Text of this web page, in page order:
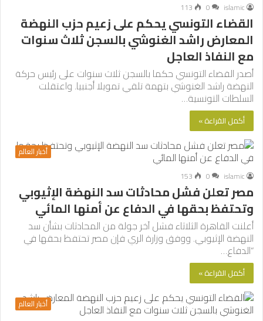
islamic
0
113
القضاء التونسي يحكم على زعيم حزب النهضة
المعارض راشد الغنوشي بالسجن ثلاث سنوات
مع النفاذ العاجل
أصدر القضاء التونسي حكما بالسجن ثلاث سنوات على رئيس حركة
النهضة راشد الغنوشي بتهمة تلقي تمويلا أجنبيا. واعتقلت
السلطات التونسية…
أكمل القراءة »
أخبار العالم
islamic
0
153
مصر تعلن فشل محادثات سد النهضة الإثيوبي
وتحتفظ بحقها في الدفاع عن أمنها المائي
أعلنت القاهرة الثلاثاء فشل آخر جولة من المحادثات بشأن سد
النهضة الإثيوبي. ووفق وزارة الري فإن مصر تحتفظ بحقها في
“الدفاع…
أكمل القراءة »
أخبار العالم